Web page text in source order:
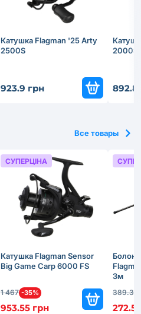
Катушка Flagman '25 Arty
2500S
923.9 грн
2000S
892.8
Все товары
Катушка Flagman Sensor
Big Game Carp 6000 FS
1 467 -35%
953.55 грн
СУПЕРЦІНА
3м
389.3